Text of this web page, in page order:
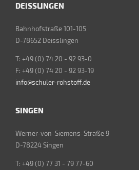
DEISSLINGEN
Bahnhofstraße 101-105
D-78652 Deisslingen
T: +49 (0) 74 20 - 92 93-0
F: +49 (0) 74 20 - 92 93-19
info@schuler-rohstoff.de
SINGEN
Werner-von-Siemens-Straße 9
D-78224 Singen
T: +49 (0) 77 31 - 79 77-60